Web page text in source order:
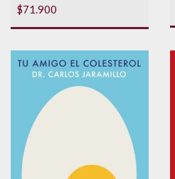
$71.900